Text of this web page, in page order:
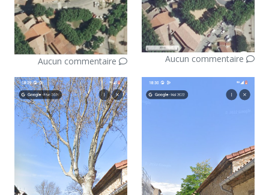
Aucun commentaire Aucun commentaire